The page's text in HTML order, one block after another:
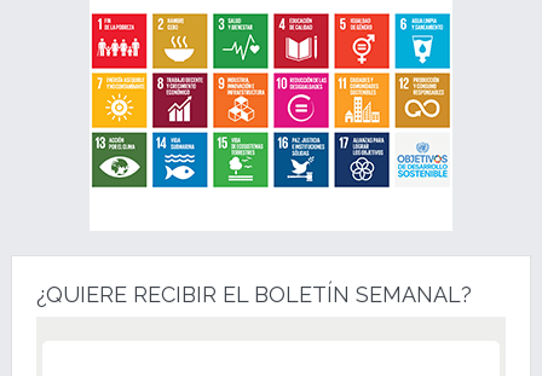
¿QUIERE RECIBIR EL BOLETÍN SEMANAL?